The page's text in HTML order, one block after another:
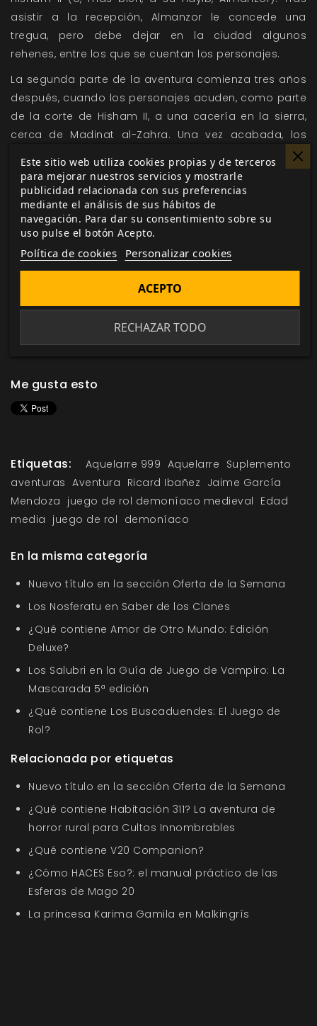
asistir a la recepción, Almanzor le concede una
tregua, pero debe dejar en la ciudad algunos
rehenes, entre los que se cuentan los personajes.
La segunda parte de la aventura comienza tres años
después, cuando los personajes acuden, como parte
de la corte de Hisham II, a una cacería en la sierra,
cerca de Madinat al-Zahra. Una vez acabada, los
personajes y el resto de rehenes son detenidos y
llevados a la cárcel de la ciudad por orden de
Almanzor, pues parece ser que la tregua con Navarra
ha sido quebrantada.
A partir de aquí se desarrollarán unos sucesos de
intrigas palaciegas, espionaje y alianzas quebradizas
que no vamos a desvelar del todo para no romper la
sorpresa y la intriga de la historia.
Me gusta esto
Etiquetas: Aquelarre 999 Aquelarre Suplemento
aventuras Aventura Ricard Ibañez Jaime García
Mendoza juego de rol demoníaco medieval Edad
media juego de rol demoníaco
En la misma categoría
Nuevo título en la sección Oferta de la Semana
Los Nosferatu en Saber de los Clanes
¿Qué contiene Amor de Otro Mundo: Edición
Deluxe?
Los Salubri en la Guía de Juego de Vampiro: La
Mascarada 5ª edición
¿Qué contiene Los Buscaduendes: El Juego de
Rol?
Relacionada por etiquetas
Nuevo título en la sección Oferta de la Semana
¿Qué contiene Habitación 311? La aventura de
horror rural para Cultos Innombrables
¿Qué contiene V20 Companion?
¿Cómo HACES Eso?: el manual práctico de las
Esferas de Mago 20
La princesa Karima Gamila en Malkingrís
Este sitio web utiliza cookies propias y de terceros
para mejorar nuestros servicios y mostrarle
publicidad relacionada con sus preferencias
mediante el análisis de sus hábitos de
navegación. Para dar su consentimiento sobre su
uso pulse el botón Acepto.
Política de cookies Personalizar cookies
RECHAZAR TODO
ACEPTO